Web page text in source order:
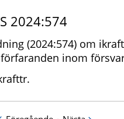
2024:574
(2024:574) om
inom